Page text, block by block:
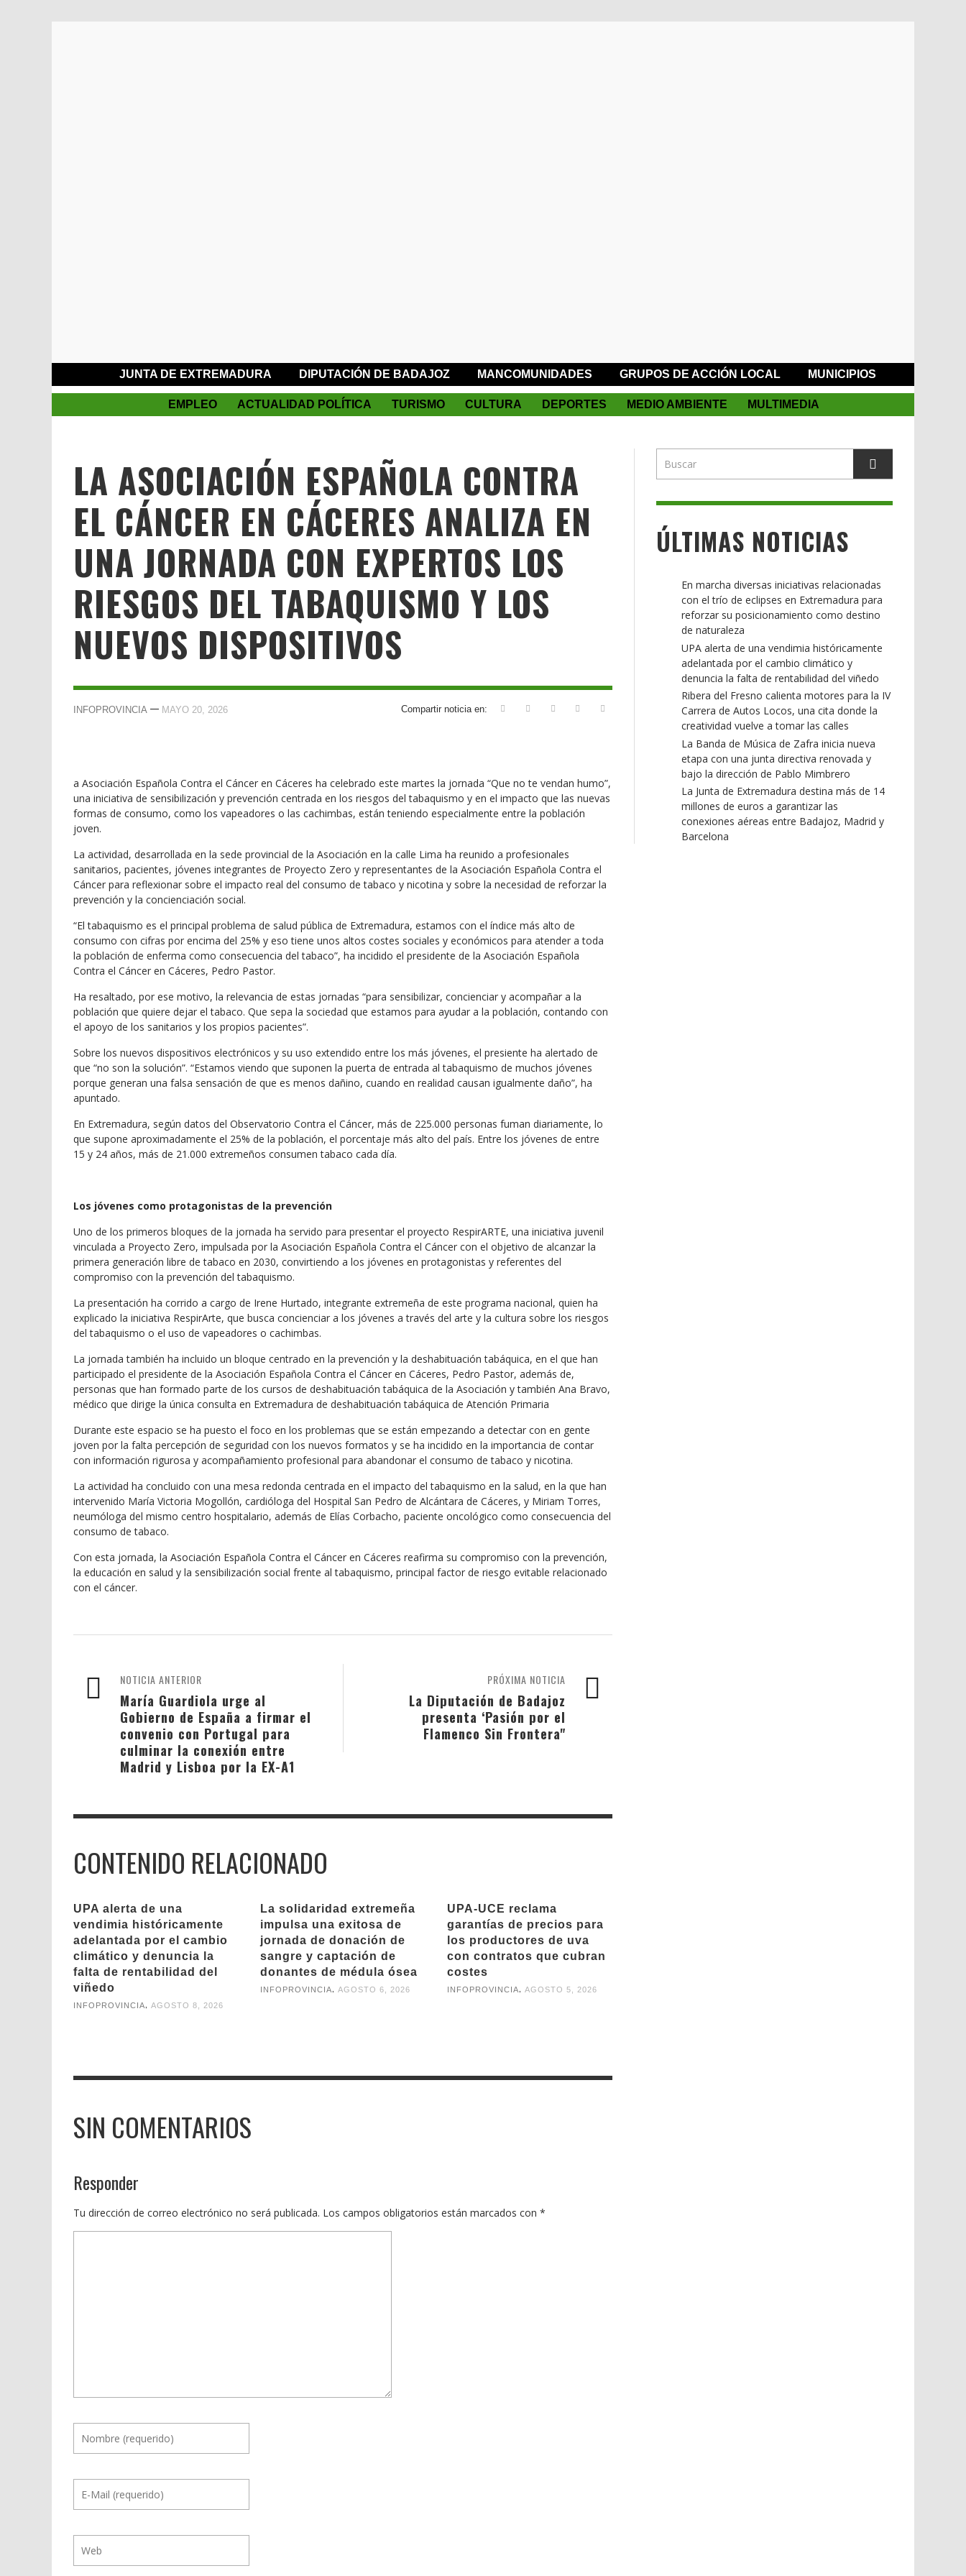
JUNTA DE EXTREMADURA DIPUTACIÓN DE BADAJOZ MANCOMUNIDADES GRUPOS DE ACCIÓN LOCAL MUNICIPIOS
EMPLEO ACTUALIDAD POLÍTICA TURISMO CULTURA DEPORTES MEDIO AMBIENTE MULTIMEDIA
LA ASOCIACIÓN ESPAÑOLA CONTRA
EL CÁNCER EN CÁCERES ANALIZA EN
UNA JORNADA CON EXPERTOS LOS
RIESGOS DEL TABAQUISMO Y LOS
NUEVOS DISPOSITIVOS
Compartir noticia en:
INFOPROVINCIA — MAYO 20, 2026
a Asociación Española Contra el Cáncer en Cáceres ha celebrado este martes la jornada “Que no te vendan humo”,
una iniciativa de sensibilización y prevención centrada en los riesgos del tabaquismo y en el impacto que las nuevas
formas de consumo, como los vapeadores o las cachimbas, están teniendo especialmente entre la población
joven.
La actividad, desarrollada en la sede provincial de la Asociación en la calle Lima ha reunido a profesionales
sanitarios, pacientes, jóvenes integrantes de Proyecto Zero y representantes de la Asociación Española Contra el
Cáncer para reflexionar sobre el impacto real del consumo de tabaco y nicotina y sobre la necesidad de reforzar la
prevención y la concienciación social.
“El tabaquismo es el principal problema de salud pública de Extremadura, estamos con el índice más alto de
consumo con cifras por encima del 25% y eso tiene unos altos costes sociales y económicos para atender a toda
la población de enferma como consecuencia del tabaco”, ha incidido el presidente de la Asociación Española
Contra el Cáncer en Cáceres, Pedro Pastor.
Ha resaltado, por ese motivo, la relevancia de estas jornadas “para sensibilizar, concienciar y acompañar a la
población que quiere dejar el tabaco. Que sepa la sociedad que estamos para ayudar a la población, contando con
el apoyo de los sanitarios y los propios pacientes”.
Sobre los nuevos dispositivos electrónicos y su uso extendido entre los más jóvenes, el presiente ha alertado de
que “no son la solución”. “Estamos viendo que suponen la puerta de entrada al tabaquismo de muchos jóvenes
porque generan una falsa sensación de que es menos dañino, cuando en realidad causan igualmente daño”, ha
apuntado.
En Extremadura, según datos del Observatorio Contra el Cáncer, más de 225.000 personas fuman diariamente, lo
que supone aproximadamente el 25% de la población, el porcentaje más alto del país. Entre los jóvenes de entre
15 y 24 años, más de 21.000 extremeños consumen tabaco cada día.
Los jóvenes como protagonistas de la prevención
Uno de los primeros bloques de la jornada ha servido para presentar el proyecto RespirARTE, una iniciativa juvenil
vinculada a Proyecto Zero, impulsada por la Asociación Española Contra el Cáncer con el objetivo de alcanzar la
primera generación libre de tabaco en 2030, convirtiendo a los jóvenes en protagonistas y referentes del
compromiso con la prevención del tabaquismo.
La presentación ha corrido a cargo de Irene Hurtado, integrante extremeña de este programa nacional, quien ha
explicado la iniciativa RespirArte, que busca concienciar a los jóvenes a través del arte y la cultura sobre los riesgos
del tabaquismo o el uso de vapeadores o cachimbas.
La jornada también ha incluido un bloque centrado en la prevención y la deshabituación tabáquica, en el que han
participado el presidente de la Asociación Española Contra el Cáncer en Cáceres, Pedro Pastor, además de,
personas que han formado parte de los cursos de deshabituación tabáquica de la Asociación y también Ana Bravo,
médico que dirige la única consulta en Extremadura de deshabituación tabáquica de Atención Primaria
Durante este espacio se ha puesto el foco en los problemas que se están empezando a detectar con en gente
joven por la falta percepción de seguridad con los nuevos formatos y se ha incidido en la importancia de contar
con información rigurosa y acompañamiento profesional para abandonar el consumo de tabaco y nicotina.
La actividad ha concluido con una mesa redonda centrada en el impacto del tabaquismo en la salud, en la que han
intervenido María Victoria Mogollón, cardióloga del Hospital San Pedro de Alcántara de Cáceres, y Miriam Torres,
neumóloga del mismo centro hospitalario, además de Elías Corbacho, paciente oncológico como consecuencia del
consumo de tabaco.
Con esta jornada, la Asociación Española Contra el Cáncer en Cáceres reafirma su compromiso con la prevención,
la educación en salud y la sensibilización social frente al tabaquismo, principal factor de riesgo evitable relacionado
con el cáncer.
PRÓXIMA NOTICIA
La Diputación de Badajoz
presenta ‘Pasión por el
Flamenco Sin Frontera"
NOTICIA ANTERIOR
María Guardiola urge al
Gobierno de España a firmar el
convenio con Portugal para
culminar la conexión entre
Madrid y Lisboa por la EX-A1
CONTENIDO RELACIONADO
UPA alerta de una
vendimia históricamente
adelantada por el cambio
climático y denuncia la
falta de rentabilidad del
viñedo
INFOPROVINCIA AGOSTO 8, 2026
La solidaridad extremeña
impulsa una exitosa de
jornada de donación de
sangre y captación de
donantes de médula ósea
INFOPROVINCIA AGOSTO 6, 2026
UPA-UCE reclama
garantías de precios para
los productores de uva
con contratos que cubran
costes
INFOPROVINCIA AGOSTO 5, 2026
SIN COMENTARIOS
Responder
Tu dirección de correo electrónico no será publicada. Los campos obligatorios están marcados con *
ÚLTIMAS NOTICIAS
En marcha diversas iniciativas relacionadas
con el trío de eclipses en Extremadura para
reforzar su posicionamiento como destino
de naturaleza
UPA alerta de una vendimia históricamente
adelantada por el cambio climático y
denuncia la falta de rentabilidad del viñedo
Ribera del Fresno calienta motores para la IV
Carrera de Autos Locos, una cita donde la
creatividad vuelve a tomar las calles
La Banda de Música de Zafra inicia nueva
etapa con una junta directiva renovada y
bajo la dirección de Pablo Mimbrero
La Junta de Extremadura destina más de 14
millones de euros a garantizar las
conexiones aéreas entre Badajoz, Madrid y
Barcelona